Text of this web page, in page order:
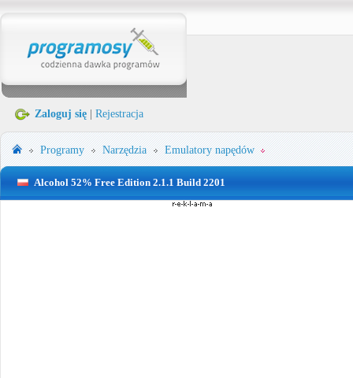
Zaloguj się Rejestracja
Programy Narzędzia Emulatory napędów
Alcohol 52% Free Edition 2.1.1 Build 2201